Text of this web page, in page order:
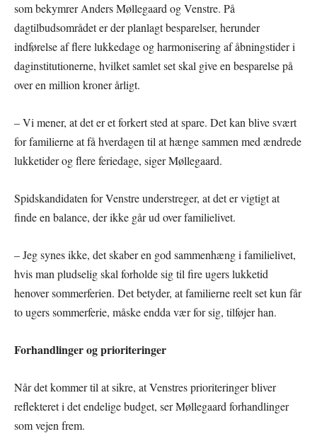
som bekymrer Anders Møllegaard og Venstre. På
dagtilbudsområdet er der planlagt besparelser, herunder
indførelse af flere lukkedage og harmonisering af åbningstider i
daginstitutionerne, hvilket samlet set skal give en besparelse på
over en million kroner årligt.
– Vi mener, at det er et forkert sted at spare. Det kan blive svært
for familierne at få hverdagen til at hænge sammen med ændrede
lukketider og flere feriedage, siger Møllegaard.
Spidskandidaten for Venstre understreger, at det er vigtigt at
finde en balance, der ikke går ud over familielivet.
– Jeg synes ikke, det skaber en god sammenhæng i familielivet,
hvis man pludselig skal forholde sig til fire ugers lukketid
henover sommerferien. Det betyder, at familierne reelt set kun får
to ugers sommerferie, måske endda vær for sig, tilføjer han.
Forhandlinger og prioriteringer
Når det kommer til at sikre, at Venstres prioriteringer bliver
reflekteret i det endelige budget, ser Møllegaard forhandlinger
som vejen frem.